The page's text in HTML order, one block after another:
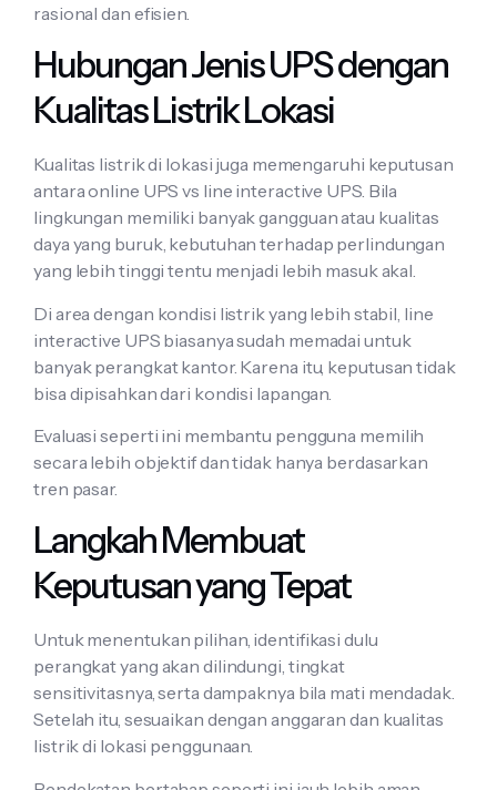
rasional dan efisien.
Hubungan Jenis UPS dengan
Kualitas Listrik Lokasi
Kualitas listrik di lokasi juga memengaruhi keputusan
antara online UPS vs line interactive UPS. Bila
lingkungan memiliki banyak gangguan atau kualitas
daya yang buruk, kebutuhan terhadap perlindungan
yang lebih tinggi tentu menjadi lebih masuk akal.
Di area dengan kondisi listrik yang lebih stabil, line
interactive UPS biasanya sudah memadai untuk
banyak perangkat kantor. Karena itu, keputusan tidak
bisa dipisahkan dari kondisi lapangan.
Evaluasi seperti ini membantu pengguna memilih
secara lebih objektif dan tidak hanya berdasarkan
tren pasar.
Langkah Membuat
Keputusan yang Tepat
Untuk menentukan pilihan, identifikasi dulu
perangkat yang akan dilindungi, tingkat
sensitivitasnya, serta dampaknya bila mati mendadak.
Setelah itu, sesuaikan dengan anggaran dan kualitas
listrik di lokasi penggunaan.